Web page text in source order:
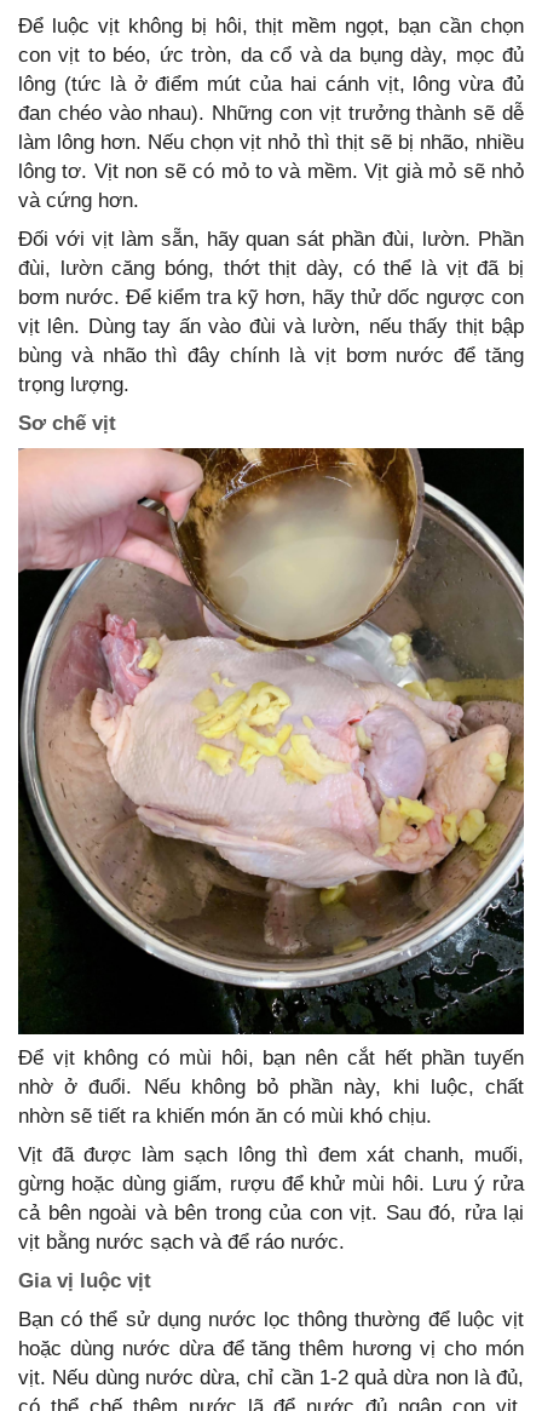
Để luộc vịt không bị hôi, thịt mềm ngọt, bạn cần chọn
con vịt to béo, ức tròn, da cổ và da bụng dày, mọc đủ
lông (tức là ở điểm mút của hai cánh vịt, lông vừa đủ
đan chéo vào nhau). Những con vịt trưởng thành sẽ dễ
làm lông hơn. Nếu chọn vịt nhỏ thì thịt sẽ bị nhão, nhiều
lông tơ. Vịt non sẽ có mỏ to và mềm. Vịt già mỏ sẽ nhỏ
và cứng hơn.
Đối với vịt làm sẵn, hãy quan sát phần đùi, lườn. Phần
đùi, lườn căng bóng, thớt thịt dày, có thể là vịt đã bị
bơm nước. Để kiểm tra kỹ hơn, hãy thử dốc ngược con
vịt lên. Dùng tay ấn vào đùi và lườn, nếu thấy thịt bập
bùng và nhão thì đây chính là vịt bơm nước để tăng
trọng lượng.
Sơ chế vịt
Để vịt không có mùi hôi, bạn nên cắt hết phần tuyến
nhờ ở đuổi. Nếu không bỏ phần này, khi luộc, chất
nhờn sẽ tiết ra khiến món ăn có mùi khó chịu.
Vịt đã được làm sạch lông thì đem xát chanh, muối,
gừng hoặc dùng giấm, rượu để khử mùi hôi. Lưu ý rửa
cả bên ngoài và bên trong của con vịt. Sau đó, rửa lại
vịt bằng nước sạch và để ráo nước.
Gia vị luộc vịt
Bạn có thể sử dụng nước lọc thông thường để luộc vịt
hoặc dùng nước dừa để tăng thêm hương vị cho món
vịt. Nếu dùng nước dừa, chỉ cần 1-2 quả dừa non là đủ,